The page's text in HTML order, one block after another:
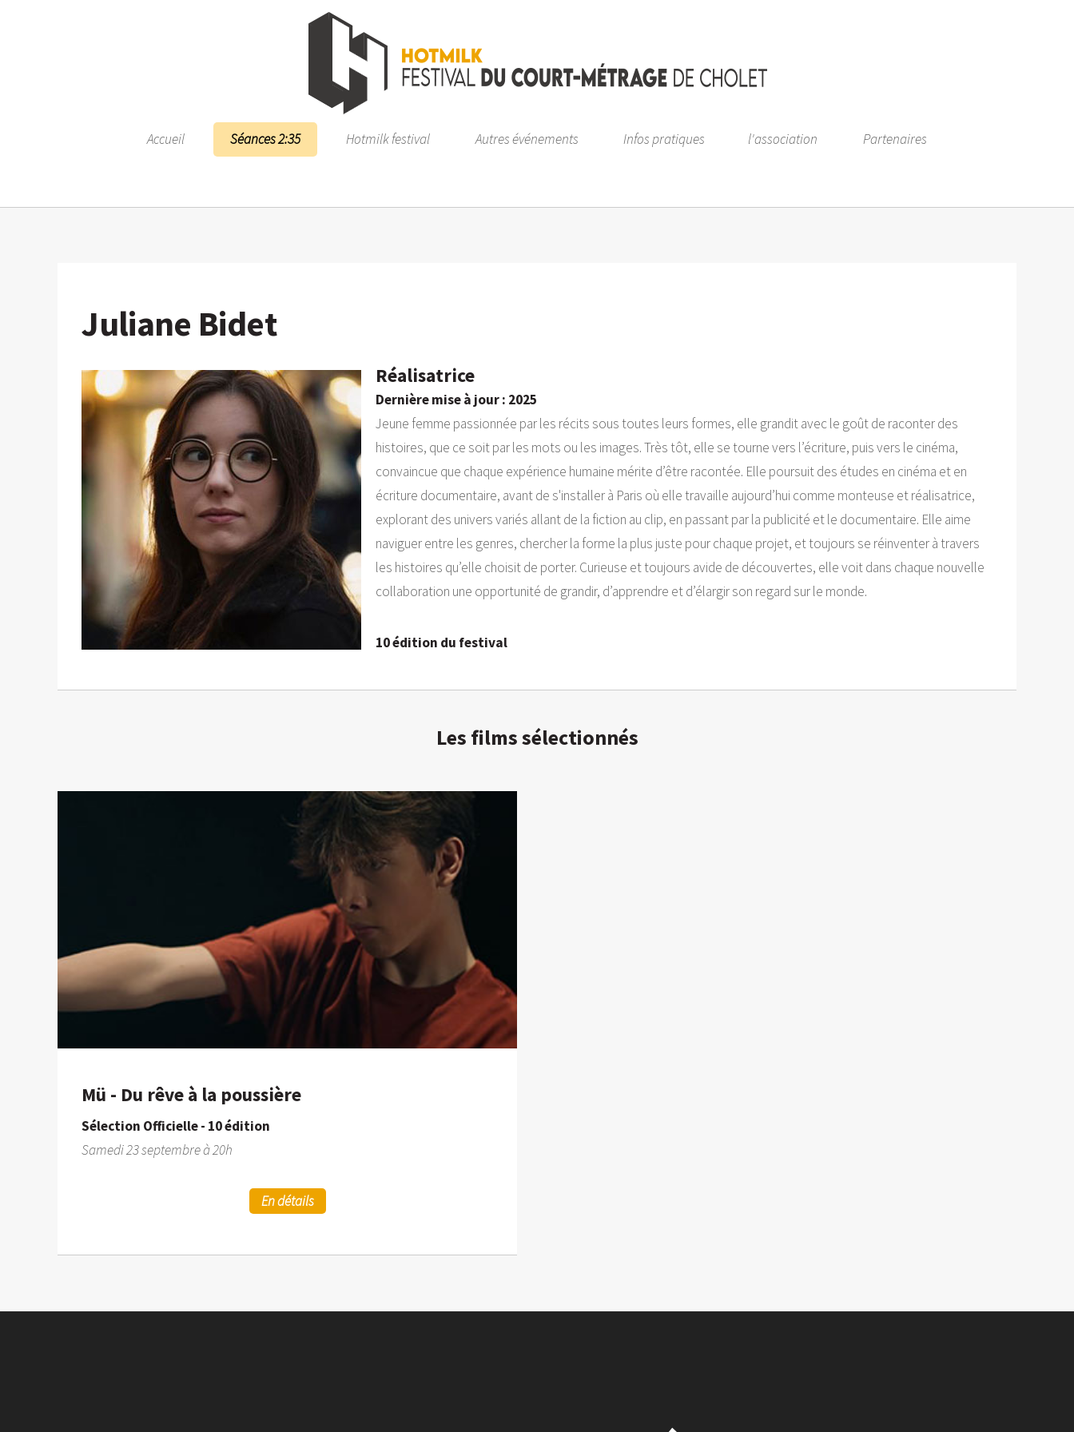
Accueil Séances 2:35 Hotmilk festival Autres événements Infos pratiques l'association Partenaires
Juliane Bidet
Réalisatrice
Dernière mise à jour : 2025
Jeune femme passionnée par les récits sous toutes leurs formes, elle grandit avec le goût de raconter des
histoires, que ce soit par les mots ou les images. Très tôt, elle se tourne vers l’écriture, puis vers le cinéma,
convaincue que chaque expérience humaine mérite d’être racontée. Elle poursuit des études en cinéma et en
écriture documentaire, avant de s'installer à Paris où elle travaille aujourd’hui comme monteuse et réalisatrice,
explorant des univers variés allant de la fiction au clip, en passant par la publicité et le documentaire. Elle aime
naviguer entre les genres, chercher la forme la plus juste pour chaque projet, et toujours se réinventer à travers
les histoires qu’elle choisit de porter. Curieuse et toujours avide de découvertes, elle voit dans chaque nouvelle
collaboration une opportunité de grandir, d’apprendre et d’élargir son regard sur le monde.
10 édition du festival
Les films sélectionnés
Mü - Du rêve à la poussière
Sélection Officielle - 10 édition
Samedi 23 septembre à 20h
En détails